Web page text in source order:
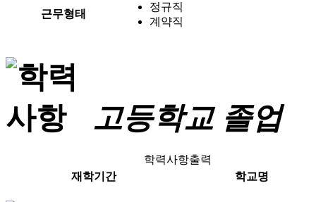
근무형태
정규직
계약직
고등학교졸업
학력사항출력
재학기간
학교명